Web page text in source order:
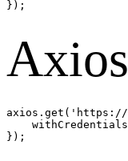
axios.get('https://